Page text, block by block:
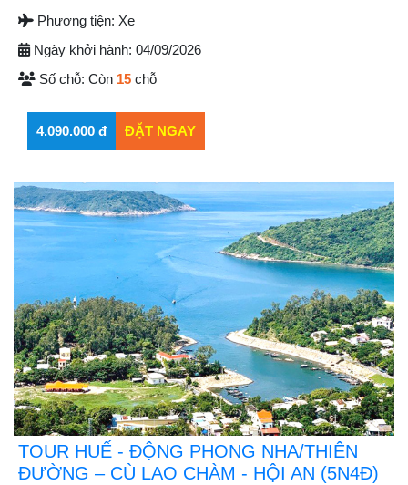
Phương tiện: Xe
Ngày khởi hành: 04/09/2026
Số chỗ: Còn 15 chỗ
TOUR HUẾ - ĐỘNG PHONG NHA/THIÊN
ĐƯỜNG – CÙ LAO CHÀM - HỘI AN (5N4Đ)